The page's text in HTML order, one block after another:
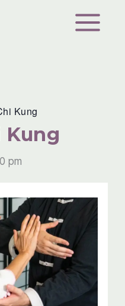
Kung
Kung
pm